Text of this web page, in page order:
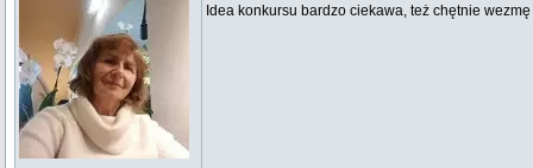
Idea konkursu bardzo ciekawa, też chętnie wezmę